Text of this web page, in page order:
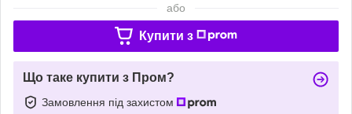
або
Купити з
Що таке купити з Пром?
Замовлення під захистом